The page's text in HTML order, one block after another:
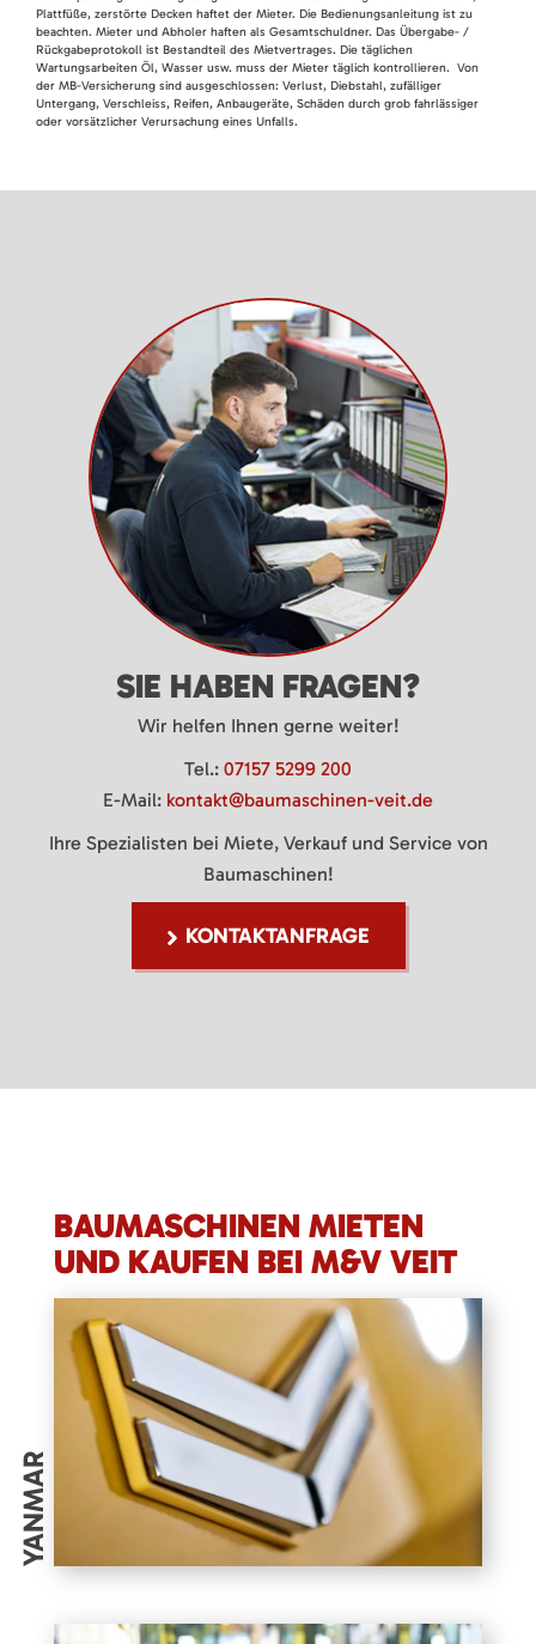
Plattfüße, zerstörte Decken haftet der Mieter. Die Bedienungsanleitung ist zu
beachten. Mieter und Abholer haften als Gesamtschuldner. Das Übergabe- /
Rückgabeprotokoll ist Bestandteil des Mietvertrages. Die täglichen
Wartungsarbeiten Öl, Wasser usw. muss der Mieter täglich kontrollieren. Von
der MB-Versicherung sind ausgeschlossen: Verlust, Diebstahl, zufälliger
Untergang, Verschleiss, Reifen, Anbaugeräte, Schäden durch grob fahrlässiger
oder vorsätzlicher Verursachung eines Unfalls.
SIE HABEN FRAGEN?
Wir helfen Ihnen gerne weiter!
Tel.: 07157 5299 200
E-Mail: kontakt@baumaschinen-veit.de
Ihre Spezialisten bei Miete, Verkauf und Service von
Baumaschinen!
KONTAKTANFRAGE
BAUMASCHINEN MIETEN
UND KAUFEN BEI M&V VEIT
YANMAR